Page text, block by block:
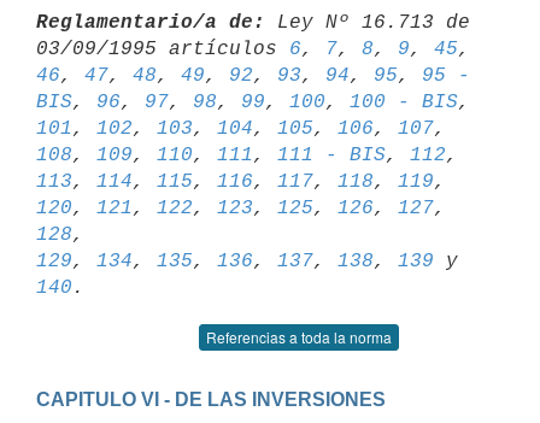
Reglamentario/a de:
Ley Nº 16.713 de
03/09/1995 artículos 6, 7, 8, 9, 45
46, 47, 48, 49, 92, 93, 94, 95, 95 -
BIS, 96, 97, 98, 99, 100, 100 - BIS
101 , 102, 103, 104, 105, 106, 107
108, 109, 110, 111 , 111 - BIS, 112,
113, 114, 115, 116, 117, 118, 119
120, 121 , 122, 123, 125, 126, 127
128
129, 134, 135, 136, 137, 138, 139
140
Referencias a toda la norma
CAPITULO VI - DE LAS INVERSIONES